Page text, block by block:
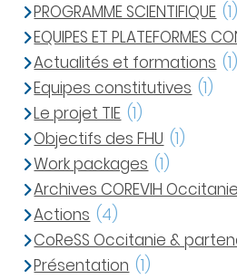
PROGRAMME SCIENTIFIQUE (1)
EQUIPES ET PLATEFORMES
Actualités et formations (1)
Equipes constitutives (1)
Le projet TIE (1)
Objectifs des FHU (1)
Work packages (1)
Archives COREVIH Occitanie
Actions (4)
CoReSS Occitanie &
Présentation (1)